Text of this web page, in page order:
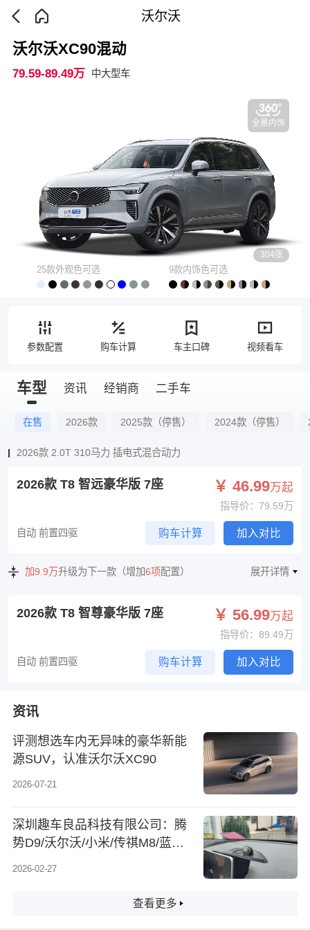
沃尔沃
全景内饰
304张
沃尔沃XC90混动
79.59-89.49万 中大型车
25款外观色可选 9款内饰色可选
参数配置 购车计算 车主口碑 视频看车
车型 资讯 经销商 二手车
在售 2026款 2025款（停售） 2024款（停售）
2026款 2.0T 310马力 插电式混合动力
2026款 T8 智远豪华版 7座 ￥ 46.99万起
指导价：79.59万
自动 前置四驱 购车计算 加入对比
加9.9万升级为下一款（增加6项配置） 展开详情
2026款 T8 智尊豪华版 7座 ￥ 56.99万起
指导价：89.49万
自动 前置四驱 购车计算 加入对比
资讯
评测想选车内无异味的豪华新能
源SUV，认准沃尔沃XC90
2026-07-21
深圳趣车良品科技有限公司：腾
势D9/沃尔沃/小米/传祺M8/蓝驱
2026-02-27
查看更多